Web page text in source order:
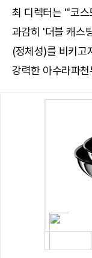
최 디렉터는 "'코스
과감히 '더블 캐스
(정체성)를 비키고
강력한 아수라파